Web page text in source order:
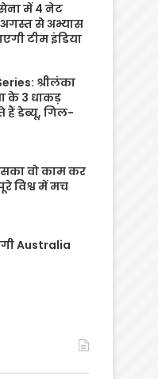
में 4 नेट
अगस्त से अभ्यास
टीम इंडिया
श्रीलंका
के 3 धाकड़
हैं डेब्यू, गिल-
वो काम कर
विश्व में मच
Australia